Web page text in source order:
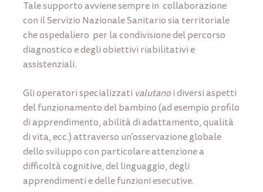
Tale supporto avviene sempre in collaborazione
con il Servizio Nazionale Sanitario sia territoriale
che ospedaliero per la condivisione del percorso
diagnostico e degli obiettivi riabilitativi e
assistenziali.
Gli operatori specializzati valutanoi diversi aspetti
del funzionamento del bambino (ad esempio profilo
di apprendimento, abilità di adattamento, qualità
di vita, ecc.) attraverso un’osservazione globale
dello sviluppo con particolare attenzione a
difficoltà cognitive, del linguaggio, degli
apprendimenti e delle funzioni esecutive.